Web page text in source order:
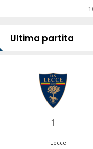
Ultima partita
1
Lecce